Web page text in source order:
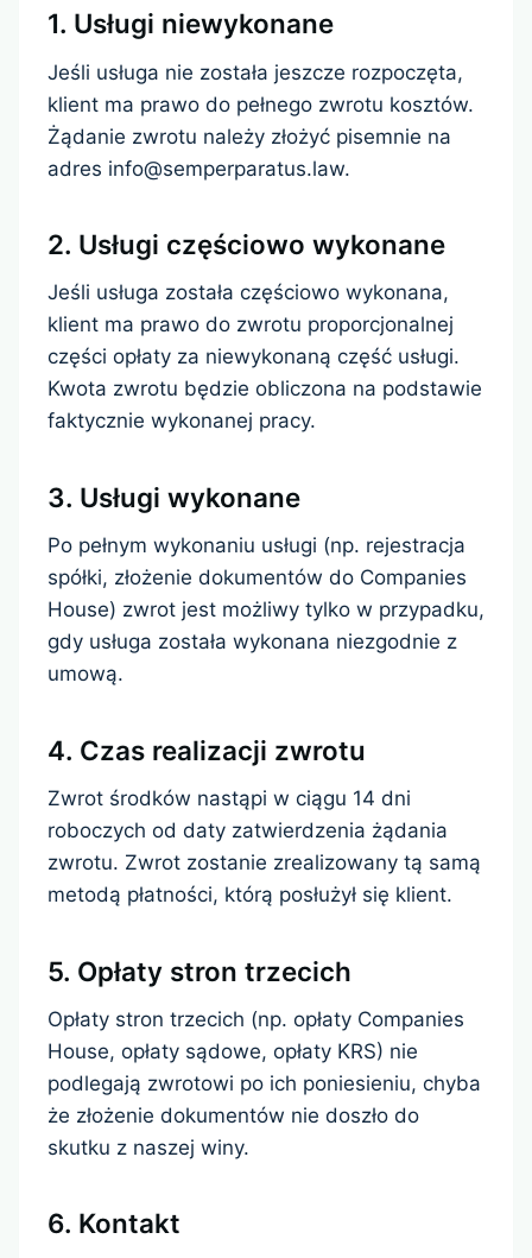
1. Usługi niewykonane
Jeśli usługa nie została jeszcze rozpoczęta,
klient ma prawo do pełnego zwrotu kosztów.
Żądanie zwrotu należy złożyć pisemnie na
adres info@semperparatus.law.
2. Usługi częściowo wykonane
Jeśli usługa została częściowo wykonana,
klient ma prawo do zwrotu proporcjonalnej
części opłaty za niewykonaną część usługi.
Kwota zwrotu będzie obliczona na podstawie
faktycznie wykonanej pracy.
3. Usługi wykonane
Po pełnym wykonaniu usługi (np. rejestracja
spółki, złożenie dokumentów do Companies
House) zwrot jest możliwy tylko w przypadku,
gdy usługa została wykonana niezgodnie z
umową.
4. Czas realizacji zwrotu
Zwrot środków nastąpi w ciągu 14 dni
roboczych od daty zatwierdzenia żądania
zwrotu. Zwrot zostanie zrealizowany tą samą
metodą płatności, którą posłużył się klient.
5. Opłaty stron trzecich
Opłaty stron trzecich (np. opłaty Companies
House, opłaty sądowe, opłaty KRS) nie
podlegają zwrotowi po ich poniesieniu, chyba
że złożenie dokumentów nie doszło do
skutku z naszej winy.
6. Kontakt